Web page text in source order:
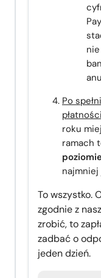
Po
płatności
roku
ramach
najmniej
To wszystko.
zgodnie z
zrobić, to
zadbać o
jeden dzień.